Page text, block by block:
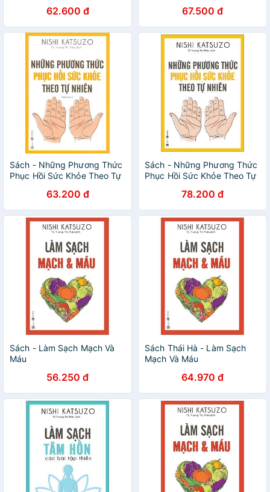
62.600 đ 67.500 đ
Sách - Những Phương Thức
Phục Hồi Sức Khỏe Theo Tự
63.200 đ
Sách - Những Phương Thức
Phục Hồi Sức Khỏe Theo Tự
78.200 đ
Sách - Làm Sạch Mạch Và
Máu
56.250 đ
Sách Thái Hà - Làm Sạch
Mạch Và Máu
64.970 đ